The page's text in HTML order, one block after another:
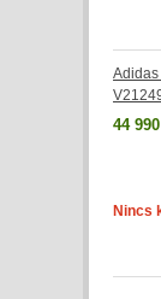
44
Nincs